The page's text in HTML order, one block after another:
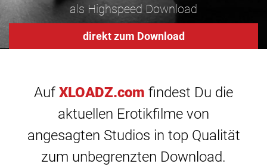
als Highspeed Download
direkt zum Download
Auf XLOADZ.com findest Du die
aktuellen Erotikfilme von
angesagten Studios in top Qualität
zum unbegrenzten Download.